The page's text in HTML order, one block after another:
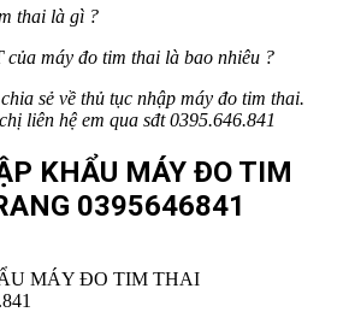
thai là gì ?
của máy đo tim thai là bao nhiêu ?
sẻ về thủ tục nhập máy đo tim thai.
liên hệ em qua sđt 0395.646.841
KHẨU MÁY ĐO TIM
0395646841
MÁY ĐO TIM THAI